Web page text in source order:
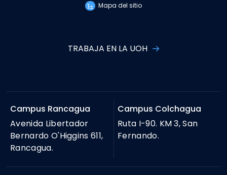
Mapa del sitio
TRABAJA EN LA UOH
Campus Rancagua
Avenida Libertador
Bernardo O'Higgins 611,
Rancagua.
Campus Colchagua
Ruta I-90. KM 3, San
Fernando.